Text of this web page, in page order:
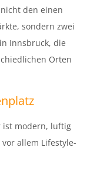
nicht den einen
sondern zwei
in Innsbruck, die
Orten
ist modern, luftig
allem Lifestyle-